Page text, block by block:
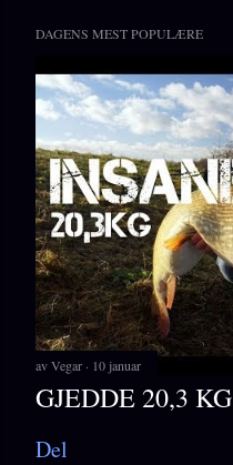
DAGENS MEST POPULÆRE
avVegar 10 januar
GJEDDE 20,3 KG
Del